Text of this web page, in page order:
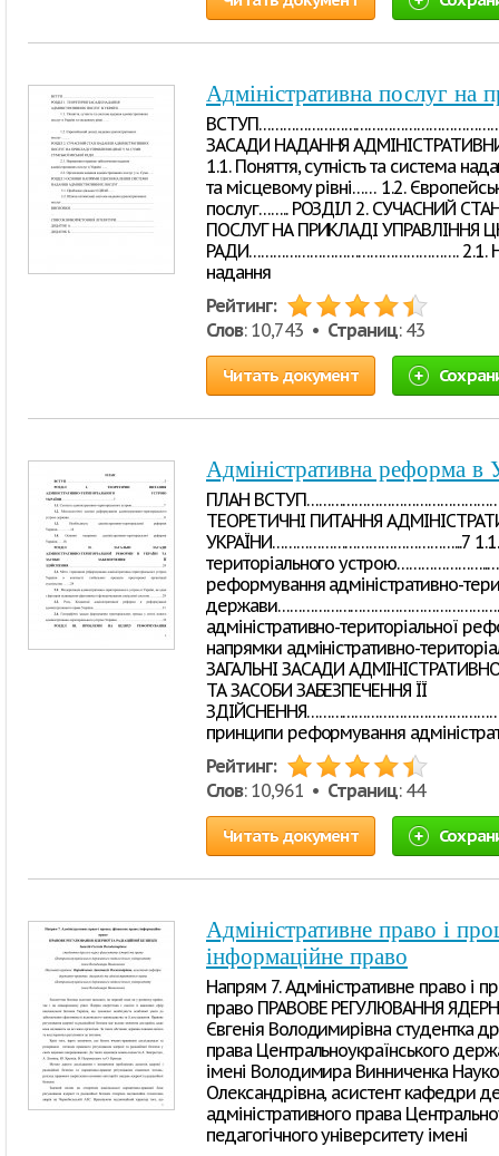
Адміністративна послуг
ЗАСАДИ НАДАННЯ
1.1. Поняття, сутність та система
та місцевому рівні…… 1.2.
послуг…….. РОЗДІЛ 2. СУЧАСНИЙ
ПОСЛУГ НА ПРИКЛАДІ УПРАВЛІННЯ
РАДИ……………………………………………. 2.1.
надання
Рейтинг:
Слов: 10,743 • Страниц: 43
Читать документ
Адміністративна реформа в
ПЛАН
ТЕОРЕТИЧНІ ПИТАННЯ
УКРАЇНИ………………………………………...7 1.1.
територіального
реформування адміністративно-
адміністративно-територіальної
напрямки адміністративно-
ЗАГАЛЬНІ ЗАСАДИ
ТА ЗАСОБИ ЗАБЕЗПЕЧЕННЯ ЇЇ
принципи реформування
Рейтинг:
Слов: 10,961 • Страниц: 44
Читать документ
Адміністративне право і
інформаційне право
Напрям 7. Адміністративне право і
право ПРАВОВЕ РЕГУЛЮВАННЯ
Євгенія Володимирівна студентка
права Центральноукраїнського
імені Володимира Винниченка
Олександрівна, асистент кафедри
адміністративного права
педагогічного університету імені